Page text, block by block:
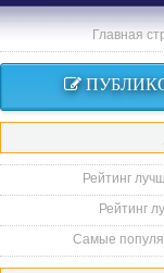
Главная
Рейтинг
Рейтинг
Самые